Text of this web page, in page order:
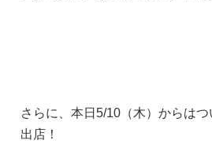
さらに、本日5/10（木）からは
出店！